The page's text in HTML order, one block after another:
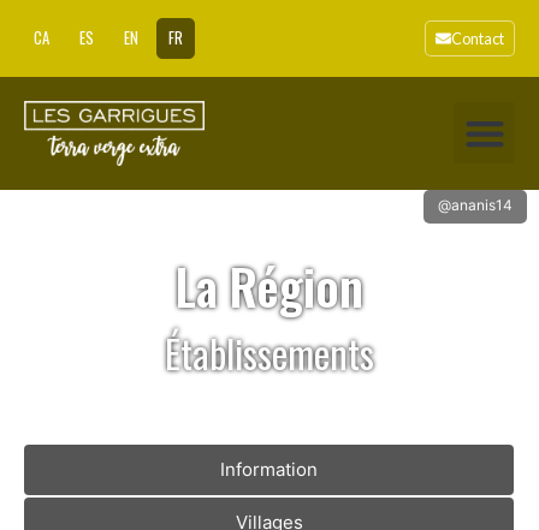
CA ES EN FR Contact
@ananis14
La Région
Établissements
Information
Villages